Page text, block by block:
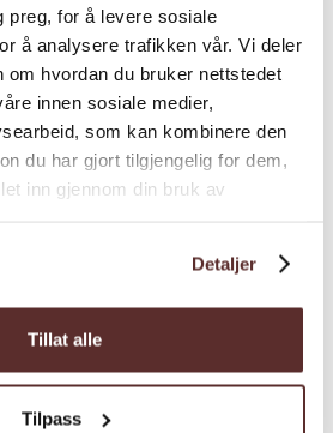
preg, for å levere sosiale
å analysere trafikken vår. Vi deler
om hvordan du bruker nettstedet
innen sosiale medier,
som kan kombinere den
du har gjort tilgjengelig for dem,
inn gjennom din bruk av
Detaljer
Tillat alle
Tilpass